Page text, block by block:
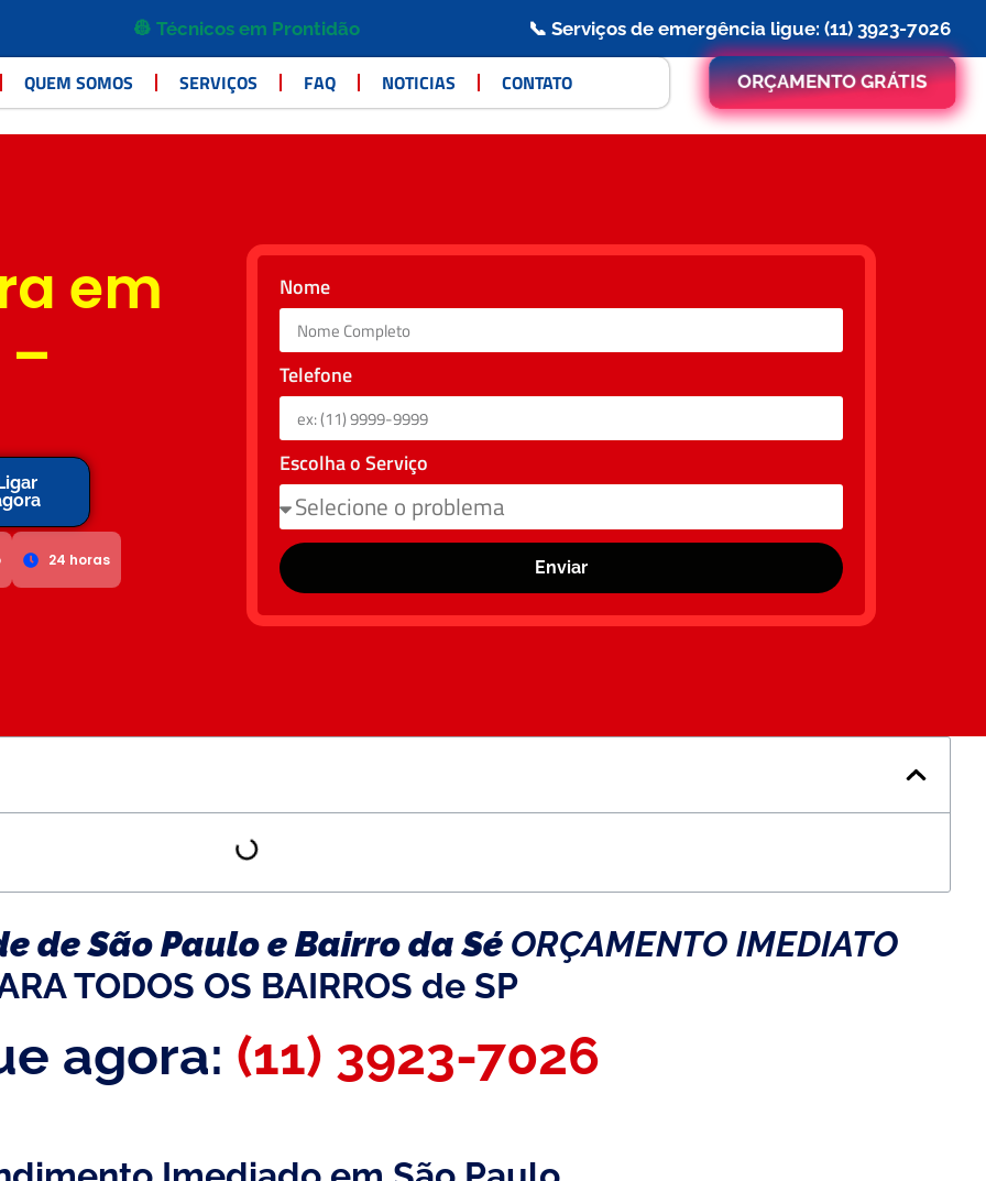
👷 Técnicos em Prontidão 📞 Serviços de emergência ligue: (11) 3923-7026
QUEM SOMOS SERVIÇOS FAQ NOTICIAS CONTATO ORÇAMENTO GRÁTIS
em
24 horas
Nome
Telefone
Escolha o Serviço
Enviar
de São Paulo e Bairro da Sé ORÇAMENTO IMEDIATO
TODOS OS BAIRROS de SP
agora: (11) 3923-7026